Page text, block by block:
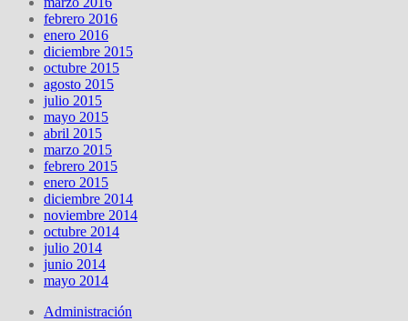
febrero 2016
enero 2016
diciembre 2015
octubre 2015
agosto 2015
julio 2015
mayo 2015
abril 2015
marzo 2015
febrero 2015
enero 2015
diciembre 2014
noviembre 2014
octubre 2014
julio 2014
junio 2014
mayo 2014
Administración